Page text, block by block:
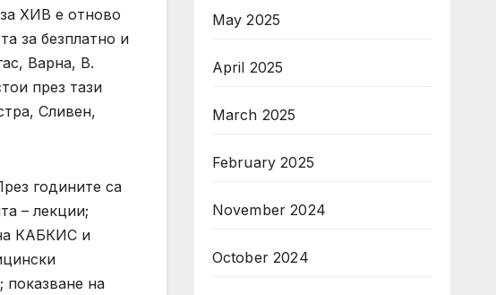
ХИВ е отново
за безплатно и
Варна, В.
през тази
Сливен,
годините са
– лекции;
КАБКИС и
показване на
May 2025
April 2025
March 2025
February 2025
November 2024
October 2024